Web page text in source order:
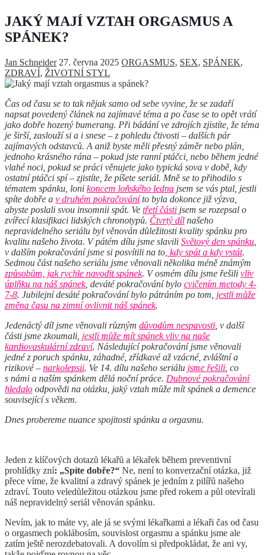
JAKÝ MAJÍ VZTAH ORGASMUS A
SPÁNEK?
Jan Schneider 27. června 2025 ORGASMUS, SEX, SPÁNEK,
ZDRAVÍ, ŽIVOTNÍ STYL
Čas od času se to tak nějak samo od sebe vyvine, že se zadaří
napsat povedený článek na zajímavé téma a po čase se to opět vrátí
jako dobře hozený bumerang. Při bádání ve zdrojích zjistíte, že téma
je širší, zaslouží si a i snese – z pohledu čtivosti – dalších pár
zajímavých odstavců. A aniž byste měli přesný záměr nebo plán,
jednoho krásného rána – pokud jste ranní ptáčci, nebo během jedné
vlahé noci, pokud se práci věnujete jako typická sova v době, kdy
ostatní ptáčci spí – zjistíte, že píšete seriál. Mně se to přihodilo s
tématem spánku, loni koncem loňského ledna jsem se vás ptal, jestli
spíte dobře a v druhém pokračováníto byla dokonce již výzva,
abyste poslali svou insomnii spát. Ve třetíčásti jsem se rozepsal o
zvířecí klasifikaci lidských chronotypů. Čtvrtý díl našeho
nepravidelného seriálu byl věnován důležitosti kvality spánku pro
kvalitu našeho života. V pátém dílu jsme slavili Světový den spánku
v dalším pokračování jsme si posvítili na to , kdy spát a kdy vstát.
Sedmou část našeho seriálu jsme věnovali několika méně známým
způsobům, jak rychle navodit spánek. V osmém dílu jsme řešili vliv
úplňku na náš spánek, deváté pokračování bylo cvičením metody 4-
7-8. Jubilejní desáté pokračování bylo pátráním po tom, jestli může
změna času na zimní ovlivnit náš spánek.
Jedenáctý díl jsme věnovali různým důvodům nespavosti , v další
části jsme zkoumali, jestli může mít spánek vliv na naše
kardiovaskulární zdraví. Následující pokračování jsme věnovali
jedné z poruch spánku, záhadné, zřídkavé až vzácné, zvláštní a
rizikové – narkolepsii. Ve 14. dílu našeho seriálu jsme řešili , co
s námi a naším spánkem dělá noční práce. Dubnové pokračování
hledalo odpovědi na otázku, jaký vztah může mít spánek a demence
související s věkem.
Dnes probereme nuance spojitosti spánku a orgasmu.
Jeden z klíčových dotazů lékařů a lékařek během preventivní
prohlídky zní: „Spíte dobře?“ Ne, není to konverzační otázka, již
přece víme, že kvalitní a zdravý spánek je jedním z pilířů našeho
zdraví. Touto veledůležitou otázkou jsme před rokem a půl otevírali
náš nepravidelný seriál věnován spánku.
Nevím, jak to máte vy, ale já se svými lékařkami a lékaři čas od času
o orgasmech poklábosím, souvislost orgasmu a spánku jsme ale
zatím ještě nerozdebatovali. A dovolím si předpokládat, že ani vy,